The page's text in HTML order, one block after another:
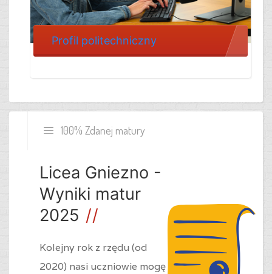
Profil politechniczny
100% Zdanej matury
Licea Gniezno -
Wyniki matur
2025
Kolejny rok z rzędu (od
2020) nasi uczniowie mogę